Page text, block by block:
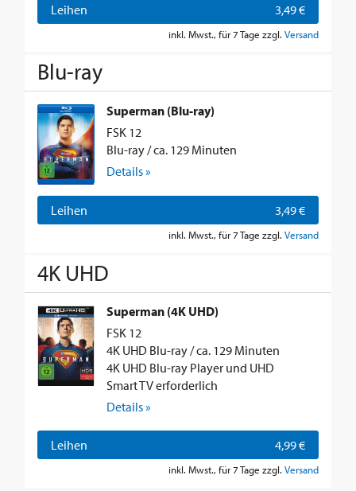
Leihen 3,49 €
inkl. Mwst., für 7 Tage zzgl. Versand
Blu-ray
Superman (Blu-ray)
FSK 12
Blu-ray / ca. 129 Minuten
Details »
Leihen 3,49 €
inkl. Mwst., für 7 Tage zzgl. Versand
4K UHD
Superman (4K UHD)
FSK 12
4K UHD Blu-ray / ca. 129 Minuten
4K UHD Blu-ray Player und UHD
Smart TV erforderlich
Details »
Leihen 4,99 €
inkl. Mwst., für 7 Tage zzgl. Versand